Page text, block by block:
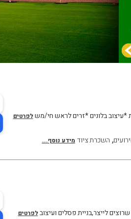
*עיצוב בלונים *זרים לראש חי/משלפרטים
, השכרת ציוד מידע נוסף...
לייצר,בניית פסלים ועיצובלפרטים